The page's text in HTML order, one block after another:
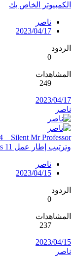
الكمبيوتر الخاص بك
ناصر
2023/04/17
الردود
0
المشاهدات
249
2023/04/17
ناصر
وترتيب إطار عمل Microsoft Windows 11
ناصر
2023/04/15
الردود
0
المشاهدات
237
2023/04/15
ناصر